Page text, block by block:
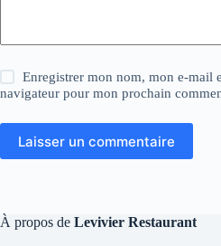
Enregistrer mon nom, mon e-mail
navigateur pour mon prochain
Laisser un commentaire
À propos de Levivier Restaurant